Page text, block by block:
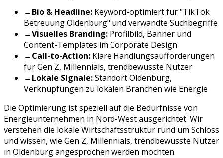
→Bio & Headline: Keyword-optimiert für "TikTok
BetreuungOldenburg" und verwandte Suchbegriffe
→Visuelles Branding: Profilbild, Banner und
Content-Templates im Corporate Design
→Call-to-Action: Klare Handlungsaufforderungen
fürGen Z, Millennials, trendbewusste Nutzer
→Lokale Signale:StandortOldenburg,
Verknüpfungen zu lokalen Branchen wie Energie
Die Optimierung ist speziell auf die Bedürfnisse von
Energieunternehmen in Nord-Westausgerichtet. Wir
verstehen die lokale Wirtschaftsstruktur rund um Schloss
und wissen, wie Gen Z, Millennials, trendbewusste Nutzer
in Oldenburgangesprochen werden möchten.